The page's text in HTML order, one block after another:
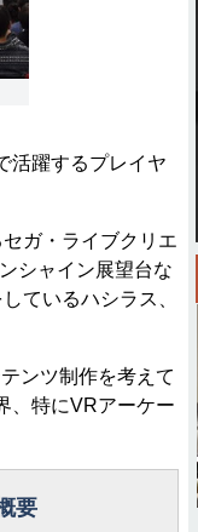
活躍するプレイヤ
ガ・ライブクリエ
シャイン展望台な
ているハシラス、
ンツ制作を考えて
、特にVRアーケー
要